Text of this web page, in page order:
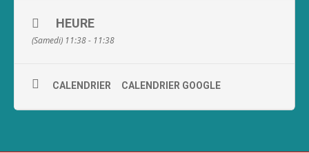
HEURE
(Samedi) 11:38 - 11:38
CALENDRIER CALENDRIER GOOGLE